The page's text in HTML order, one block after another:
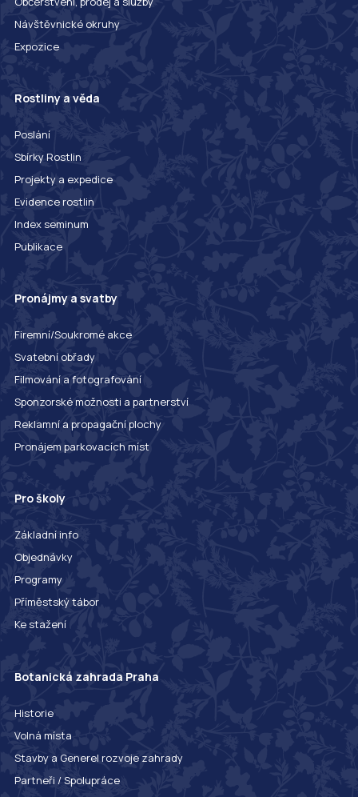
Návštěvnické okruhy
Expozice
Rostliny a věda
Poslání
Sbírky Rostlin
Projekty a expedice
Evidence rostlin
Index seminum
Publikace
Pronájmy a svatby
Firemní/Soukromé akce
Svatební obřady
Filmování a fotografování
Sponzorské možnosti a partnerství
Reklamní a propagační plochy
Pronájem parkovacích míst
Pro školy
Základní info
Objednávky
Programy
Příměstský tábor
Ke stažení
Botanická zahrada Praha
Historie
Volná místa
Stavby a Generel rozvoje zahrady
Partneři / Spolupráce